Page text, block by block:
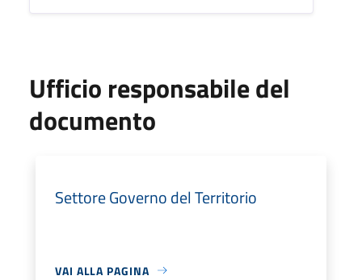
Ufficio responsabile del
documento
Settore Governo del Territorio
VAI ALLA PAGINA